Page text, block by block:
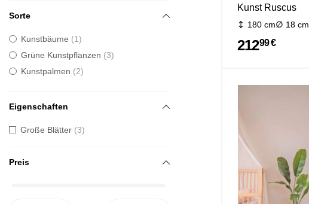
Kunst Ruscus
180 cm 18 cm
21299 €
Sorte
Kunstbäume
1
Grüne Kunstpflanzen
3
Kunstpalmen
2
Eigenschaften
Große Blätter 3
Preis